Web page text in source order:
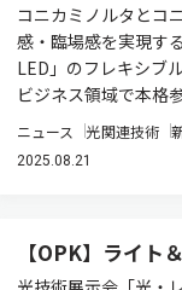
コニカミノルタとコ
感・臨場感を実現す
LED」のフレキシブ
ビジネス領域で本格
ニュース 光関連技術
2025.08.21
【OPK】ライト